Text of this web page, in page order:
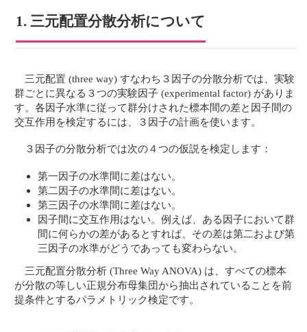
1. 三元配置分散分析について
三元配置 (three way) すなわち３因子の分散分析では、実験
群ごとに異なる３つの実験因子 (experimental factor) がありま
す。各因子水準に従って群分けされた標本間の差と因子間の
交互作用を検定するには、３因子の計画を使います。
３因子の分散分析では次の４つの仮説を検定します：
第一因子の水準間に差はない。
第二因子の水準間に差はない。
第三因子の水準間に差はない。
因子間に交互作用はない。例えば、ある因子において群
間に何らかの差があるとすれば、その差は第二および第
三因子の水準がどうであっても変わらない。
三元配置分散分析 (Three Way ANOVA) は、すべての標本
が分散の等しい正規分布母集団から抽出されていることを前
提条件とするパラメトリック検定です。